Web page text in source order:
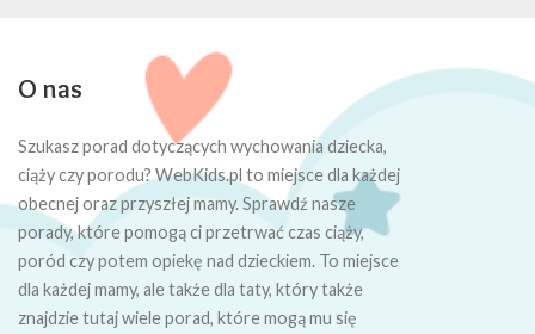
O nas
Szukasz porad dotyczących wychowania dziecka,
ciąży czy porodu? WebKids.pl to miejsce dla każdej
obecnej oraz przyszłej mamy. Sprawdź nasze
porady, które pomogą ci przetrwać czas ciąży,
poród czy potem opiekę nad dzieckiem. To miejsce
dla każdej mamy, ale także dla taty, który także
znajdzie tutaj wiele porad, które mogą mu się